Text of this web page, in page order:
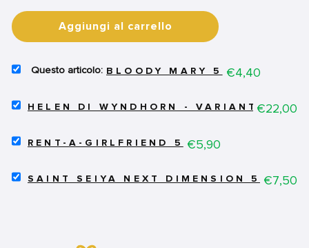
Aggiungi al carrello
SELECT
5
BLOODY MARY 5 Price
€4,40
SELECT
WYNDHORN
FOR
HELEN DI WYNDHORN - VARIANTPrice
€22,00
SELECT
GIRLFRIEND
RENT-A-GIRLFRIEND 5 Price
€5,90
SELECT
SAINT SEIYA NEXT DIMENSION 5 Price
€7,50